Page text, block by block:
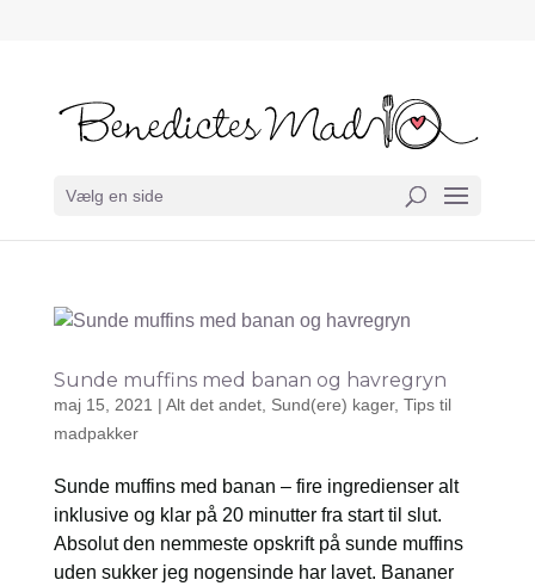
Vælg en side
Sunde muffins med banan og havregryn
maj 15, 2021 | Alt det andet, Sund(ere) kager, Tips til
madpakker
Sunde muffins med banan – fire ingredienser alt
inklusive og klar på 20 minutter fra start til slut.
Absolut den nemmeste opskrift på sunde muffins
uden sukker jeg nogensinde har lavet. Bananer